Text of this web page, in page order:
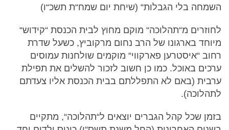
השמחה בלי הגבלות“ (שיחת יום שמח“ת תשכ“ו)
לחוזרים מ“תהלוכה“ מוקם מחוץ לבית הכנסת “קידוש“
מיוחד בארגונו של הרב נחום מרקוביץ, כשעל שדרת
רחוב “איסטרען פארקווי“ מוקמים שולחנות עמוסים
ערכים באוכל. כמו כן חשוב לזכור להשלים את תפילת
ערבית (באם לא התפללתם בבית הכנסת אליו צעדתם
לתהלוכה).
בזמן שכל קהל הגברים יוצאים ל“תהלוכה“, מתקיים